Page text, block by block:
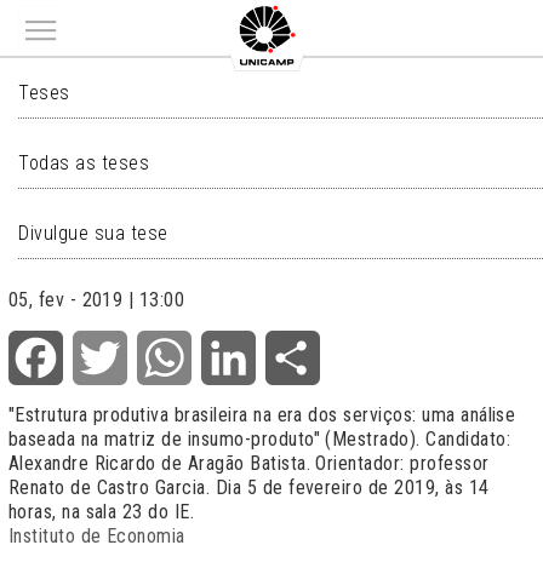
Main menu
TESES
Teses
Todas as teses
Divulgue sua tese
05, fev - 2019 | 13:00
Facebook Twitter WhatsApp LinkedIn
"Estrutura produtiva brasileira na era dos serviços: uma análise
baseada na matriz de insumo-produto" (Mestrado). Candidato:
Alexandre Ricardo de Aragão Batista. Orientador: professor
Renato de Castro Garcia. Dia 5 de fevereiro de 2019, às 14
horas, na sala 23 do IE.
Instituto de Economia